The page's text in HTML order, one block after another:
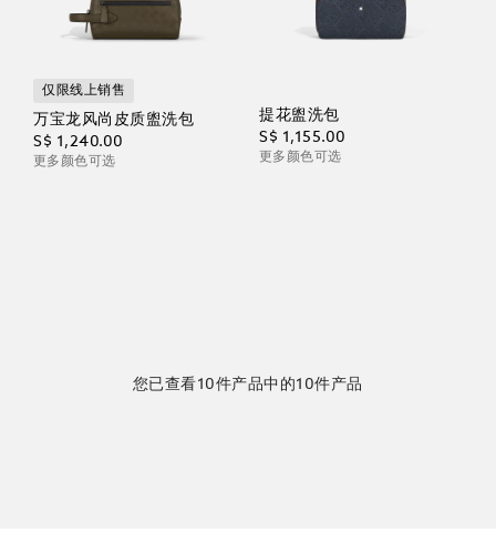
仅限线上销售
万宝龙风尚皮质盥洗包
S$ 1,240.00
更多颜色可选
提花盥洗包
S$ 1,155.00
更多颜色可选
您已查看10件产品中的10件产品